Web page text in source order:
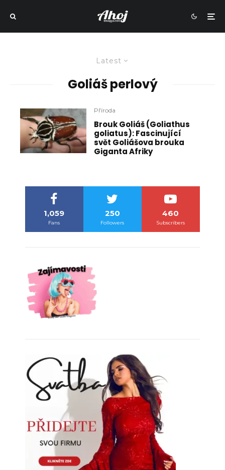
Latest
Goliáš perlový
Příroda
Brouk Goliáš (Goliathus
goliatus): Fascinující
svět Goliášova brouka
Giganta Afriky
1,059
Fans
250
Followers
460
Subscribers